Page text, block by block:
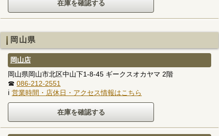
岡山県
岡山店
岡山県岡山市北区中山下1-8-45 ギークスオカヤマ 2階
☎ 086-212-2551
ℹ 営業時間・店休日・アクセス情報はこちら